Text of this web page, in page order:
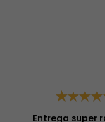
Entrega super